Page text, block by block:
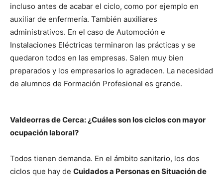
incluso antes de acabar el ciclo, como por ejemplo en
auxiliar de enfermería. También auxiliares
administrativos. En el caso de Automoción e
Instalaciones Eléctricas terminaron las prácticas y se
quedaron todos en las empresas. Salen muy bien
preparados y los empresarios lo agradecen. La necesidad
de alumnos de Formación Profesional es grande.
Valdeorras de Cerca: ¿Cuáles son los ciclos con mayor
ocupación laboral?
Todos tienen demanda. En el ámbito sanitario, los dos
ciclos que hay de Cuidados a Personas en Situación de